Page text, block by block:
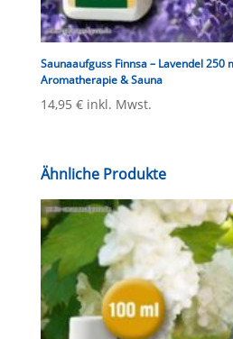
Saunaaufguss Finnsa – Lavendel 250
Aromatherapie & Sauna
14,95 € inkl. Mwst.
Ähnliche Produkte